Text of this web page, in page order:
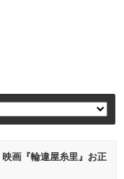
| 映画『輪違屋糸里』お正